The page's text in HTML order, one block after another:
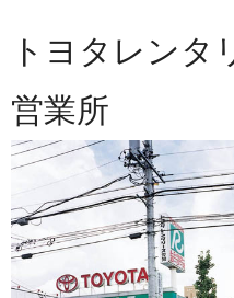
トヨタレン
営業所